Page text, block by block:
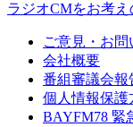
ラジオCMをお考
ご意見・お問
会社概要
番組審議会報
個人情報保護
BAYFM78 緊